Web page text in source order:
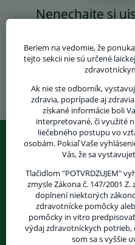
Nenechajte si
Váš e-mail
Prihlásením k odberu noviniek
Potrebujete poradiť?
0800 601 433
VŠEOBECNÁ LINKA
0800 800 441
STOMATOLOGICKÁ LINKA
alebo info@medplus.sk
Beriem na vedomie, že
tejto sekcii nie sú určené
Ak nie ste odborník,
zdravia, poprípade aj
získané informácie boli
interpretované, či využité
liečebného postupu vo
osobám. Pokiaľ Vaše
Vás, že sa
Tlačidlom "POTVRDZUJEM"
zmysle Zákona č. 147/2001
doplnení niektorých
zdravotnícke pomôcky
pomôcky in vitro
výdaj zdravotníckych
som sa s vyššie